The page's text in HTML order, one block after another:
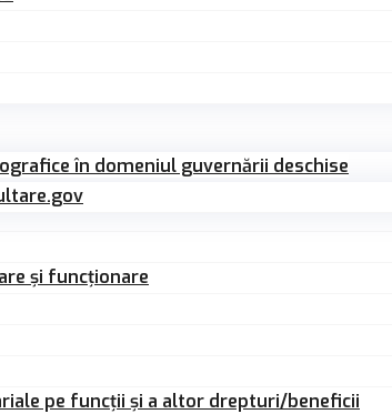
în domeniul guvernării deschise
și funcționare
pe funcții și a altor drepturi/beneficii